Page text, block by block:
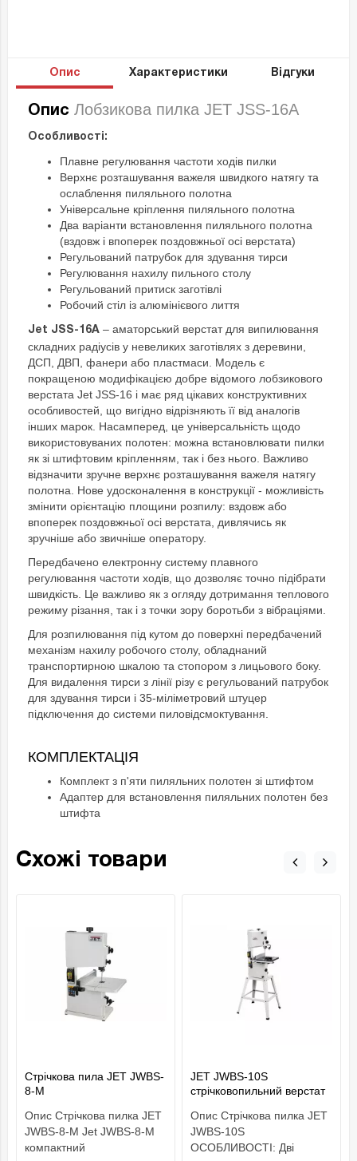
Опис Характеристики Відгуки
Опис Лобзикова пилка JET JSS-16A
Особливості:
Плавне регулювання частоти ходів пилки
Верхнє розташування важеля швидкого натягу та
ослаблення пиляльного полотна
Універсальне кріплення пиляльного полотна
Два варіанти встановлення пиляльного полотна
(вздовж і впоперек поздовжньої осі верстата)
Регульований патрубок для здування тирси
Регулювання нахилу пильного столу
Регульований притиск заготівлі
Робочий стіл із алюмінієвого лиття
Jet JSS-16A – аматорський верстат для випилювання
складних радіусів у невеликих заготівлях з деревини,
ДСП, ДВП, фанери або пластмаси. Модель є
покращеною модифікацією добре відомого лобзикового
верстата Jet JSS-16 і має ряд цікавих конструктивних
особливостей, що вигідно відрізняють її від аналогів
інших марок. Насамперед, це універсальність щодо
використовуваних полотен: можна встановлювати пилки
як зі штифтовим кріпленням, так і без нього. Важливо
відзначити зручне верхнє розташування важеля натягу
полотна. Нове удосконалення в конструкції - можливість
змінити орієнтацію площини розпилу: вздовж або
впоперек поздовжньої осі верстата, дивлячись як
зручніше або звичніше оператору.
Передбачено електронну систему плавного
регулювання частоти ходів, що дозволяє точно підібрати
швидкість. Це важливо як з огляду дотримання теплового
режиму різання, так і з точки зору боротьби з вібраціями.
Для розпилювання під кутом до поверхні передбачений
механізм нахилу робочого столу, обладнаний
транспортирною шкалою та стопором з лицьового боку.
Для видалення тирси з лінії різу є регульований патрубок
для здування тирси і 35-міліметровий штуцер
підключення до системи пиловідсмоктування.
КОМПЛЕКТАЦІЯ
Комплект з п'яти пиляльних полотен зі штифтом
Адаптер для встановлення пиляльних полотен без
штифта
Схожі товари
Стрічкова пила JET JWBS-
8-M
Опис Стрічкова пилка JET
JWBS-8-М Jet JWBS-8-M
компактний
JET JWBS-10S
стрічковопильний верстат
Опис Стрічкова пилка JET
JWBS-10S
ОСОБЛИВОСТІ: Дві